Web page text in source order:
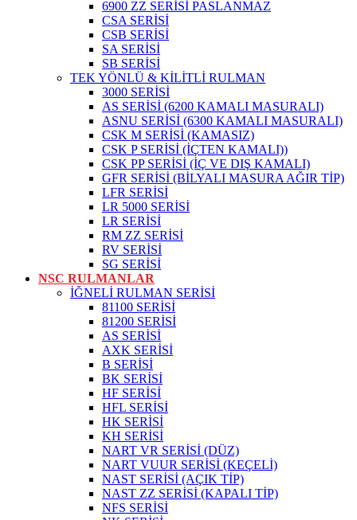
6900 ZZ SERİSİ PASLANMAZ
CSA SERİSİ
CSB SERİSİ
SA SERİSİ
SB SERİSİ
TEK YÖNLÜ & KİLİTLİ RULMAN
3000 SERİSİ
AS SERİSİ (6200 KAMALI MASURALI)
ASNU SERİSİ (6300 KAMALI MASURALI)
CSK M SERİSİ (KAMASIZ)
CSK P SERİSİ (İÇTEN KAMALI))
CSK PP SERİSİ (İÇ VE DIŞ KAMALI)
GFR SERİSİ (BİLYALI MASURA AĞIR TİP)
LFR SERİSİ
LR 5000 SERİSİ
LR SERİSİ
RM ZZ SERİSİ
RV SERİSİ
SG SERİSİ
NSC RULMANLAR
İĞNELİ RULMAN SERİSİ
81100 SERİSİ
81200 SERİSİ
AS SERİSİ
AXK SERİSİ
B SERİSİ
BK SERİSİ
HF SERİSİ
HFL SERİSİ
HK SERİSİ
KH SERİSİ
NART VR SERİSİ (DÜZ)
NART VUUR SERİSİ (KEÇELİ)
NAST SERİSİ (AÇIK TİP)
NAST ZZ SERİSİ (KAPALI TİP)
NFS SERİSİ